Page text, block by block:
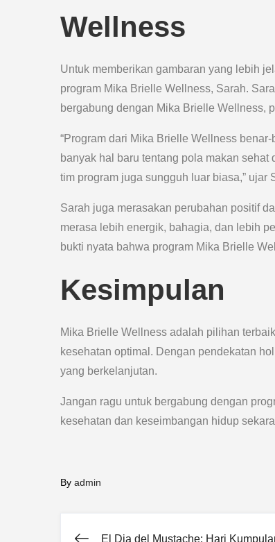
Wellness
Untuk memberikan gambaran yang lebih
program Mika Brielle Wellness, Sarah.
bergabung dengan Mika Brielle Wellness,
“Program dari Mika Brielle Wellness
banyak hal baru tentang pola makan
tim program juga sungguh luar biasa,” ujar
Sarah juga merasakan perubahan positif
merasa lebih energik, bahagia, dan lebih
bukti nyata bahwa program Mika Brielle
Kesimpulan
Mika Brielle Wellness adalah pilihan
kesehatan optimal. Dengan pendekatan
yang berkelanjutan.
Jangan ragu untuk bergabung dengan
kesehatan dan keseimbangan hidup
By admin
El Dia del Mustache: Hari